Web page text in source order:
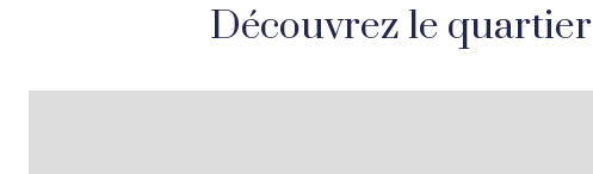
Découvrez le quartier